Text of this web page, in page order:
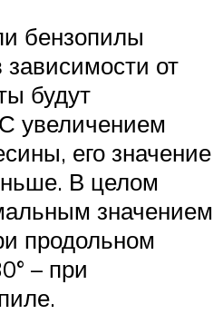
бензопилы
от
будут
увеличением
его значение
В целом
значением
продольном
– при